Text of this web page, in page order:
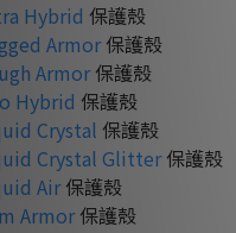
Hybrid 保護殼
Armor 保護殼
Armor 保護殼
Hybrid 保護殼
Crystal 保護殼
Crystal Glitter保護殼
Air 保護殼
Armor 保護殼